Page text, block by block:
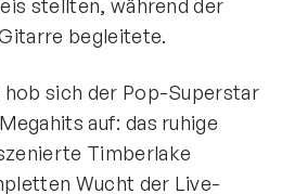
stellten, während der
begleitete.
hob sich der Pop-Superstar
auf: das ruhige
Timberlake
Wucht der Live-